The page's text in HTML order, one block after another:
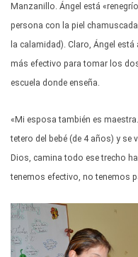
Manzanillo. Ángel está
persona con la piel
la calamidad). Claro, Ángel
más efectivo para tomar los
escuela donde enseña.
«Mi esposa también es
tetero del bebé (de 4 años) y se
Dios, camina todo ese trecho
tenemos efectivo, no tenemos